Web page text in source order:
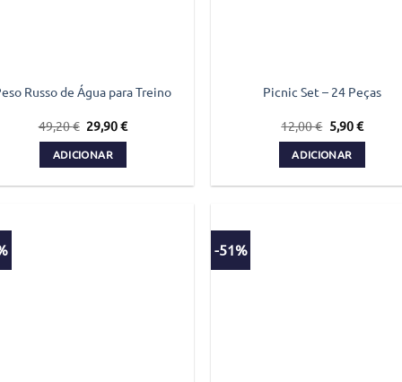
page
Russo de Água para Treino
49,20€ O
preço
original
era:
29,90€O
ADICIONAR
Picnic Set – 24 Peças
12,00€ O
preço
original
era:
5,90€O
ADICIONAR
-51%